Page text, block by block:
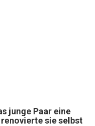
junge Paar eine
sie selbst